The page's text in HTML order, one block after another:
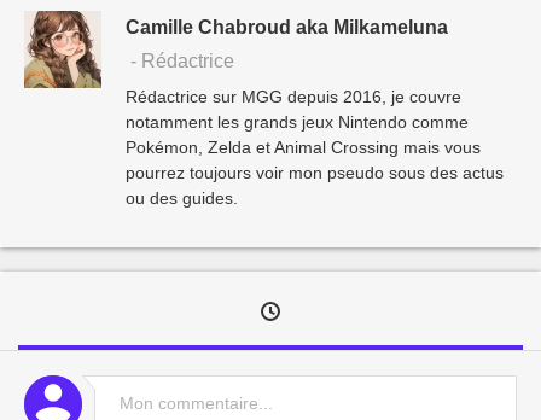
Camille Chabroud aka Milkameluna
- Rédactrice
Rédactrice sur MGG depuis 2016, je couvre
notamment les grands jeux Nintendo comme
Pokémon, Zelda et Animal Crossing mais vous
pourrez toujours voir mon pseudo sous des actus
ou des guides.